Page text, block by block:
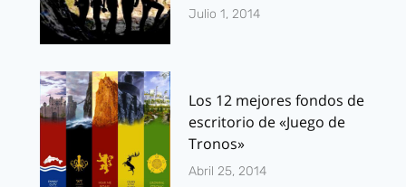
Julio 1, 2014
Los 12 mejores fondos de
escritorio de «Juego de
Tronos»
Abril 25, 2014